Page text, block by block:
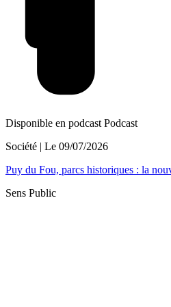
Disponible en podcast Podcast
Société | Le 09/07/2026
Puy du Fou, parcs historiques : la
Sens Public